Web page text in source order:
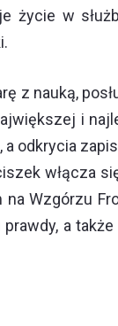
życie w
z nauką,
i
odkrycia
włącza
Wzgórzu
a